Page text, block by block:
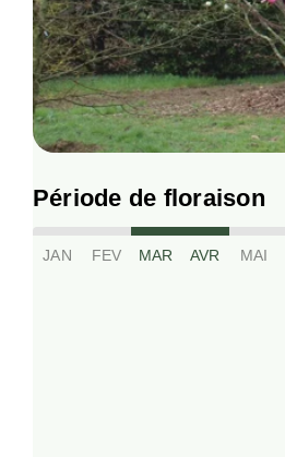
Période de floraison
JAN FEV MAR AVR MAI